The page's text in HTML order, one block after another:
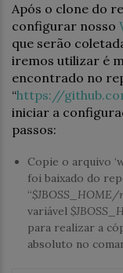
Após o clone do
configurar nosso
que serão
iremos utilizar é
encontrado no
“https://
iniciar a
passos:
Copie o arquivo
foi baixado do
“
variável
para realizar a
absoluto no